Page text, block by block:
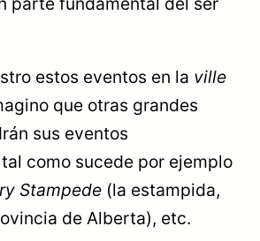
estos eventos en la ville
que otras grandes
sus eventos
como sucede por ejemplo
Stampede (la estampida,
de Alberta), etc.